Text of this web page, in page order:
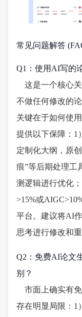
常见问题解答
Q1：使用AI写的
这是一个核心
不做任何修改的
关键在于如何使
提供以下保障：1
定制化大纲，原
痕”等后期处理工
测逻辑进行优化
>15%或
平台。建议将AI
思考进行修改和重
Q2：免费AI论文
别？
市面上确实有
存在明显局限：1